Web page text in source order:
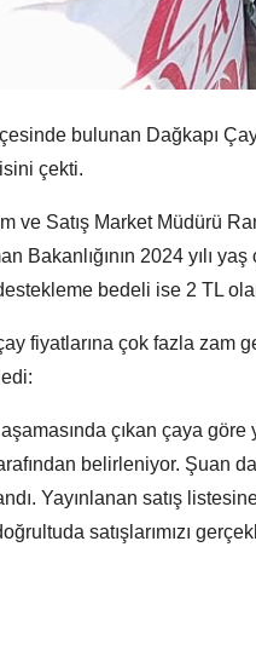
bulunan Dağkapı
çekti.
ve Satış Market Müdürü
Bakanlığının 2024 yılı
bedeli ise 2 TL
fiyatlarına çok fazla zam
çıkan çaya
belirleniyor. Şuan
Yayınlanan satış
satışlarımızı